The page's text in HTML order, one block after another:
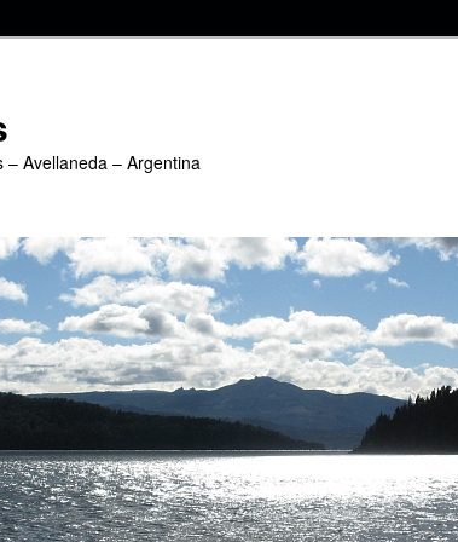
Avellaneda – Argentina